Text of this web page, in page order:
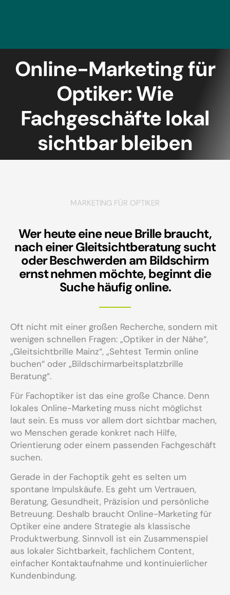
Online-Marketing für
Optiker: Wie
Fachgeschäfte lokal
sichtbar bleiben
MARKETING FÜR OPTIKER
Wer heute eine neue Brille braucht,
nach einer Gleitsichtberatung sucht
oder Beschwerden am Bildschirm
ernst nehmen möchte, beginnt die
Suche häufig online.
Oft nicht mit einer großen Recherche, sondern mit
wenigen schnellen Fragen: „Optiker in der Nähe“,
„Gleitsichtbrille Mainz“, „Sehtest Termin online
buchen“ oder „Bildschirmarbeitsplatzbrille
Beratung“.
Für Fachoptiker ist das eine große Chance. Denn
lokales Online-Marketing muss nicht möglichst
laut sein. Es muss vor allem dort sichtbar machen,
wo Menschen gerade konkret nach Hilfe,
Orientierung oder einem passenden Fachgeschäft
suchen.
Gerade in der Fachoptik geht es selten um
spontane Impulskäufe. Es geht um Vertrauen,
Beratung, Gesundheit, Präzision und persönliche
Betreuung. Deshalb braucht Online-Marketing für
Optiker eine andere Strategie als klassische
Produktwerbung. Sinnvoll ist ein Zusammenspiel
aus lokaler Sichtbarkeit, fachlichem Content,
einfacher Kontaktaufnahme und kontinuierlicher
Kundenbindung.